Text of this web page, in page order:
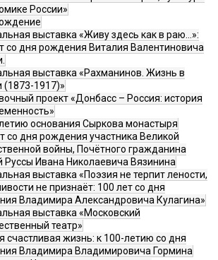
России»
выставка «Живу здесь как в раю…»:
со дня рождения Виталия Валентиновича
выставка «Рахманинов. Жизнь в
(1873-1917)»
проект «Донбасс – Россия: история
основания Сыркова монастыря
со дня рождения участника Великой
войны, Почётного гражданина
Руссы Ивана Николаевича Вязинина
выставка «Поэзия не терпит лености,
не признаёт: 100 лет со дня
Владимира Александровича Кулагина»
выставка «Московский
театр»
счастливая жизнь: к 100-летию со дня
Владимира Владимировича Гормина